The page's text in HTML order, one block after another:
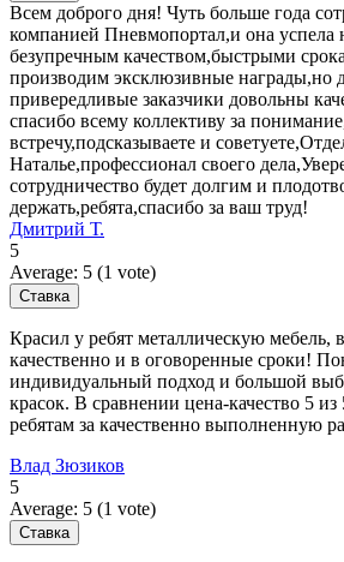
Всем доброго дня! Чуть больше года
компанией Пневмопортал,и она успела
безупречным качеством,быстрыми
производим эксклюзивные награды,но
привередливые заказчики довольны
спасибо всему коллективу за
встречу,подсказываете и
Наталье,профессионал своего
сотрудничество будет долгим и
держать,ребята,спасибо за ваш труд!
Дмитрий Т.
5
Average: 5 (1 vote)
Красил у ребят металлическую мебель,
качественно и в оговоренные сроки!
индивидуальный подход и большой
красок. В сравнении цена-качество 5
ребятам за качественно выполненную
Влад Зюзиков
5
Average: 5 (1 vote)